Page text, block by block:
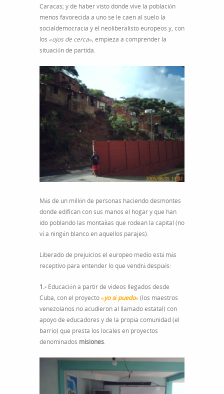
Caracas; y de haber visto donde vive la población
menos favorecida a uno se le caen al suelo la
socialdemocracia y el neoliberalisto europeos y, con
los «ojos de cerca», empieza a comprender la
situación de partida.
Más de un millón de personas haciendo desmontes
donde edifican con sus manos el hogar y que han
ido poblando las montañas que rodean la capital (no
ví a ningún blanco en aquellos parajes).
Liberado de prejuicios el europeo medio está más
receptivo para entender lo que vendrá después:
1.- Educación a partir de videos llegados desde
Cuba, con el proyecto«yo sí puedo»(los maestros
venezolanos no acudieron al llamado estatal) con
apoyo de educadores y de la propia comunidad (el
barrio) que presta los locales en proyectos
denominados misiones.